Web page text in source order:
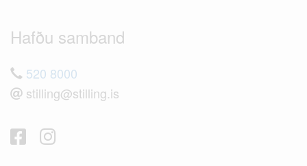
Hafðu samband
520 8000
stilling@stilling.is